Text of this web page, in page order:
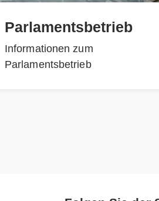
Parlamentsbetrieb
Informationen zum
Parlamentsbetrieb